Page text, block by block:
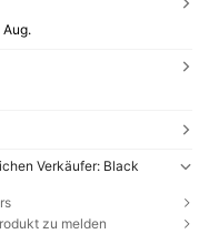
Aug.
Verkäufer: Black
zu melden